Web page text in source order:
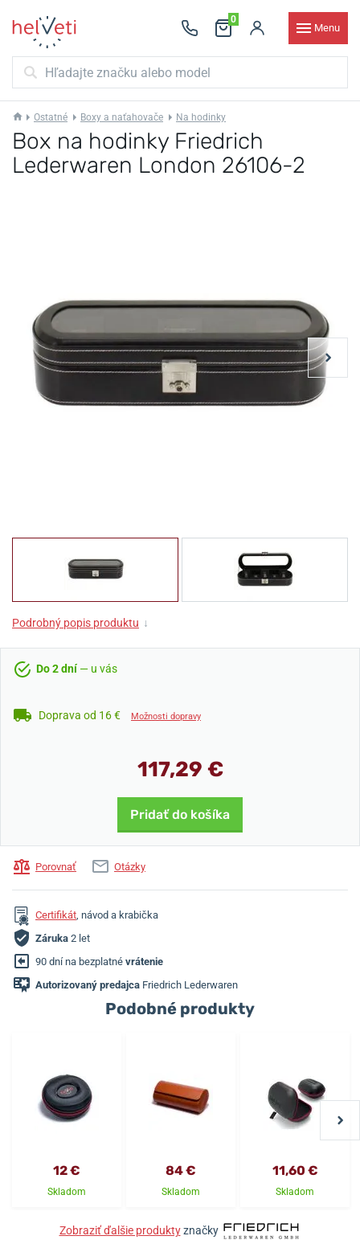
0
Menu
Ostatné Boxy a naťahovače Na hodinky
Box na hodinky Friedrich
Lederwaren London 26106-2
Podrobný popis produktu ↓
Do 2 dní— u vás
Doprava od 16 € Možnosti dopravy
117,29 €
Pridať do košíka
Porovnať Otázky
Certifikát, návod a krabička
Záruka 2 let
90 dní na bezplatné vrátenie
Autorizovaný predajca Friedrich Lederwaren
Podobné produkty
12 €
Skladom
84 €
Skladom
11,60 €
Skladom
Zobraziť ďalšie produktyznačky